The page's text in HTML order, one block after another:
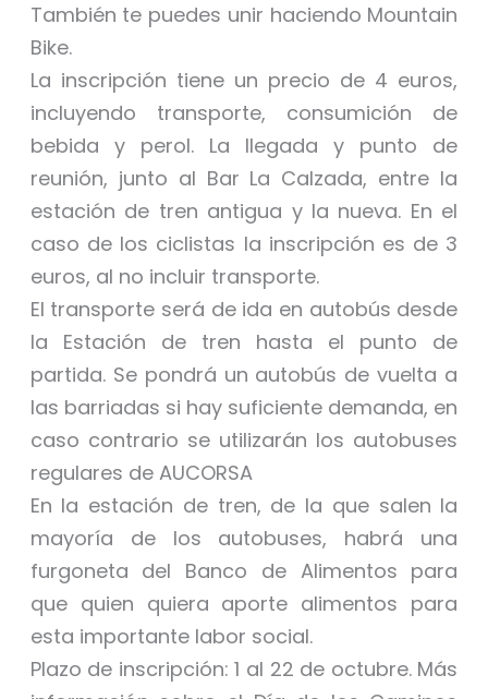
También te puedes unir haciendo Mountain
Bike.
La inscripción tiene un precio de 4 euros,
incluyendo transporte, consumición de
bebida y perol. La llegada y punto de
reunión, junto al Bar La Calzada, entre la
estación de tren antigua y la nueva. En el
caso de los ciclistas la inscripción es de 3
euros, al no incluir transporte.
El transporte será de ida en autobús desde
la Estación de tren hasta el punto de
partida. Se pondrá un autobús de vuelta a
las barriadas si hay suficiente demanda, en
caso contrario se utilizarán los autobuses
regulares de AUCORSA
En la estación de tren, de la que salen la
mayoría de los autobuses, habrá una
furgoneta del Banco de Alimentos para
que quien quiera aporte alimentos para
esta importante labor social.
Plazo de inscripción: 1 al 22 de octubre. Más